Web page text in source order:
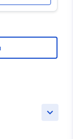
keyboard_arrow_down